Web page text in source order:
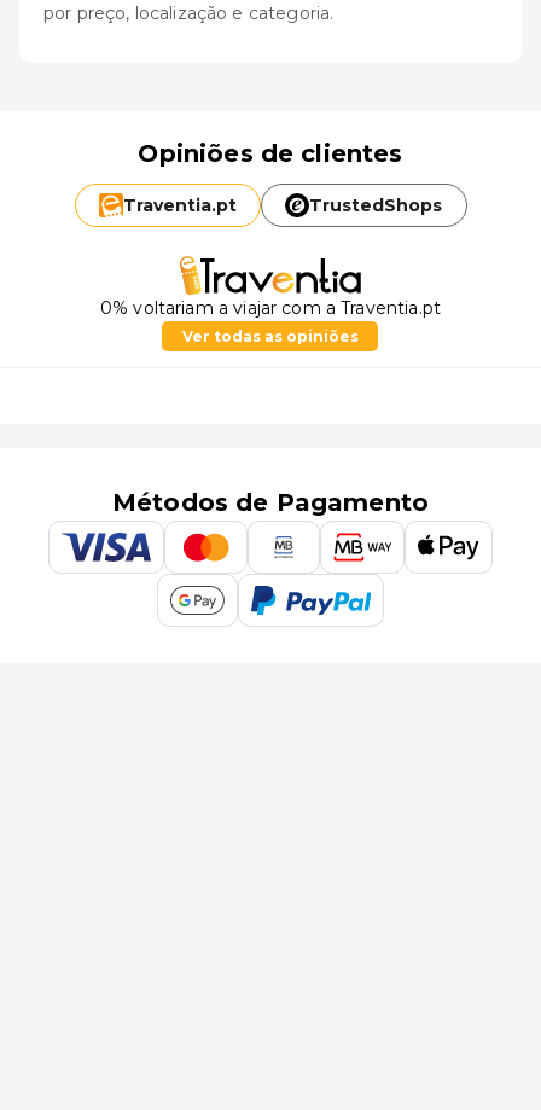
por preço, localização e categoria.
Opiniões de clientes
Traventia.pt TrustedShops
0% voltariam a viajar com a Traventia.pt
Ver todas as opiniões
Métodos de Pagamento